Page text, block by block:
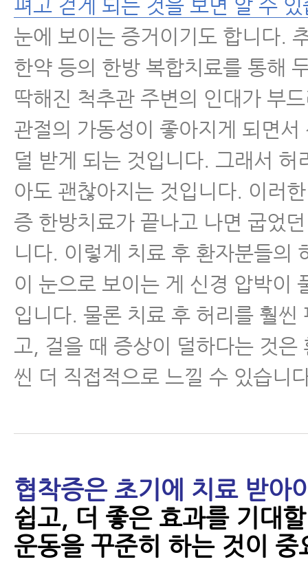
리통증에 재활치료를 꼭 받아야
- 척추협착증운동, 눌린 신경을 풀
하는 5가지 운동
- 척추협착증인데 한쪽 다리만 심
요? 협착증 증상이 아닐 수 있습니
- 허리협착증에 좋은 운동, 공 스
- 척추협착증 환자에게 좋은 뭉친
주는 운동
- 척추관협착증과 허리디스크, 아
이유와 해결 방법
- 협착증치료, 지난 20년간 협착
엄청난 발전을 이룩했다
료가 가능한 이유를 알 수 있다.
5가지 운동
- 척추협착증 수술 없이도 치료가
가지
펴고 걷게 되는 것을 보면 알 수
눈에 보이는 증거이기도 합니다.
한약 등의 한방 복합치료를 통해
딱해진 척추관 주변의 인대가 부
관절의 가동성이 좋아지게 되면서
덜 받게 되는 것입니다. 그래서 허
아도 괜찮아지는 것입니다. 이러
증 한방치료가 끝나고 나면 굽었
니다. 이렇게 치료 후 환자분들의
이 눈으로 보이는 게 신경 압박이
입니다. 물론 치료 후 허리를 훨씬
고, 걸을 때 증상이 덜하다는 것은
씬 더 직접적으로 느낄 수 있습니
협착증은 초기에 치료 받아
쉽고, 더 좋은 효과를 기대
운동을 꾸준히 하는 것이 중